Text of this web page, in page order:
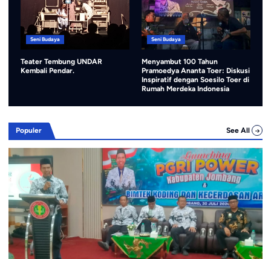
Seni Budaya
Menyambut 100 Tahun
Pramoedya Ananta Toer: Diskusi
Olahraga
Pembukaan PORSENI MTs
Kemenag Jombang Meriah,
Ratusan Peserta Antusias
Populer See All